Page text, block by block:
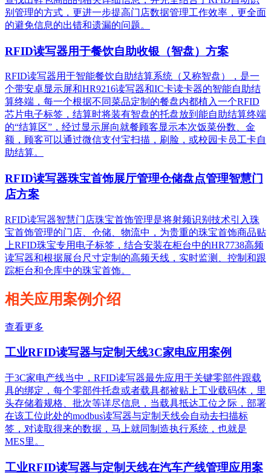
别管理的方式，更进一步提高门店数据管理工作效率，更全面
的避免信息的出错和遗漏的问题。
RFID读写器用于餐饮自助收银（智盘）方案
RFID读写器用于智能餐饮自助结算系统（又称智盘），是一
个带安卓显示屏和HR9216读写器和IC卡读卡器的智能自助结
算终端，每一个根据不同菜品定制的餐盘内都植入一个RFID
芯片电子标签，结算时将装有智盘的托盘放到能自助结算终端
的“结算区”，经过显示屏向就餐顾客显示本次饭菜份数、金
额，顾客可以通过微信支付宝扫描，刷脸，或校园卡员工卡自
助结算。
RFID读写器珠宝首饰展厅管理仓储盘点管理智慧门
店方案
RFID读写器智慧门店珠宝首饰管理是将射频识别技术引入珠
宝首饰管理的门店、仓储、物流中，为贵重的珠宝首饰商品贴
上RFID珠宝专用电子标签，结合安装在柜台中的HR7738高频
读写器和根据展台尺寸定制的高频天线，实时监测、控制和跟
踪柜台和仓库中的珠宝首饰。
相关应用案例介绍
查看更多
工业RFID读写器与定制天线3C家电应用案例
于3C家电产线当中，RFID读写器最先应用于关键零部件跟载
具的绑定，每个零部件托盘或者载具都被贴上工业载码体，里
头存储着规格、批次等详尽信息，当载具抵达工位之际，部署
在该工位此处的modbus读写器与定制天线会自动去扫描标
签，对读取得来的数据，马上就同制造执行系统，也就是
MES里。
工业RFID读写器与定制天线在汽车产线管理应用案